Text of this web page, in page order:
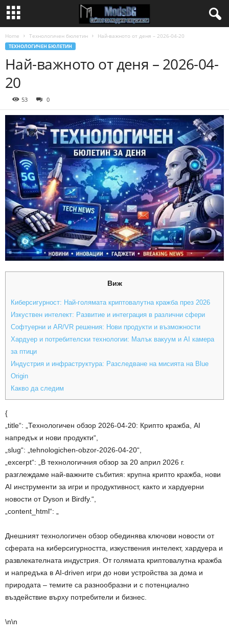
Home Технологичен бюлетин Най-важното от деня – 2026-04-20
ТЕХНОЛОГИЧЕН БЮЛЕТИН
Най-важното от деня – 2026-04-
20
53 0
Виж
Киберсигурност: Най-голямата криптовалутна кражба през 2026
Изкуствен интелект: Развитие и интеграция в различни сфери
Софтуерни и AR/VR решения: Нови продукти и възможности
Хардуер и потребителски технологии: Малък вакуум и AI камера
за птици
Индустрия и инфраструктура: Разследване на мисията на Blue
Origin
Какво да следим
{
„title“: „Технологичен обзор 2026-04-20: Крипто кражба, AI
напредък и нови продукти“,
„slug“: „tehnologichen-obzor-2026-04-20“,
„excerpt“: „В технологичния обзор за 20 април 2026 г.
разглеждаме най-важните събития: крупна крипто кражба, нови
AI инструменти за игри и продуктивност, както и хардуерни
новости от Dyson и Birdfy.“,
„content_html“: „
Днешният технологичен обзор обединява ключови новости от
сферата на киберсигурността, изкуствения интелект, хардуера и
развлекателната индустрия. От голямата криптовалутна кражба
и напредъка в AI-driven игри до нови устройства за дома и
природата – темите са разнообразни и с потенциално
въздействие върху потребители и бизнес.
\n\n